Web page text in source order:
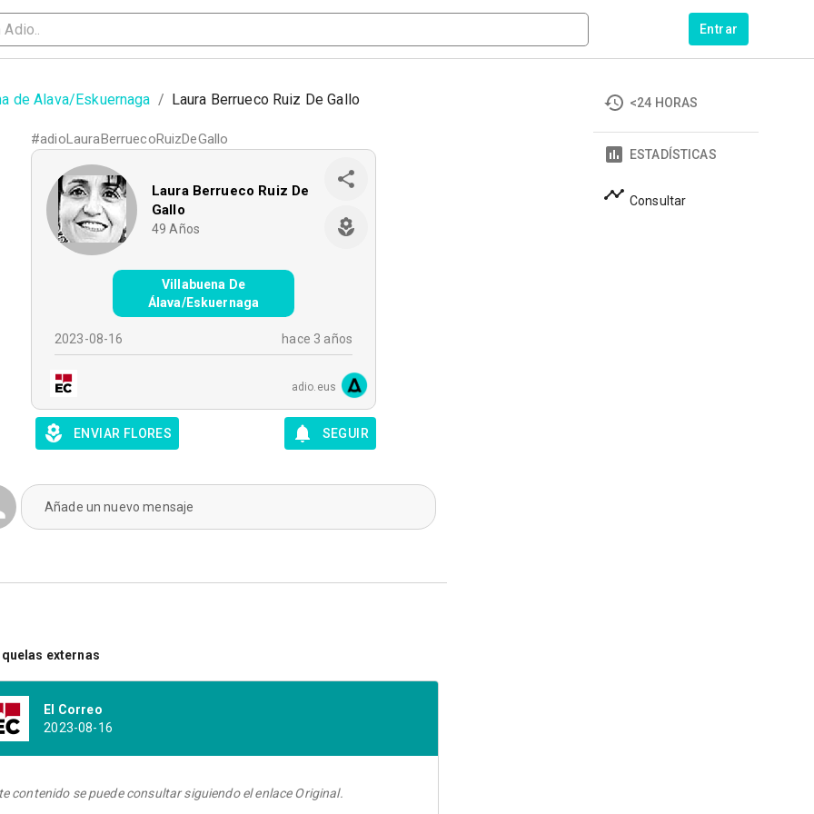
Entrar
de Alava/Eskuernaga / Laura Berrueco Ruiz De Gallo
#adioLauraBerruecoRuizDeGallo
Laura Berrueco Ruiz De
Gallo
49 Años
Villabuena De
Álava/Eskuernaga
2023-08-16 hace 3 años
adio.eus
ENVIAR FLORES SEGUIR
Añade un nuevo mensaje
externas
El Correo
2023-08-16
contenido se puede consultar siguiendo el enlace Original.
<24 HORAS
ESTADÍSTICAS
Consultar